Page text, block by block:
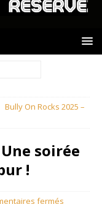
Bully On Rocks 2025 –
soirée
!
fermés